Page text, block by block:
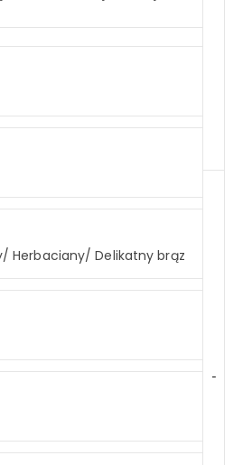
-
Herbaciany/ Delikatny brąz